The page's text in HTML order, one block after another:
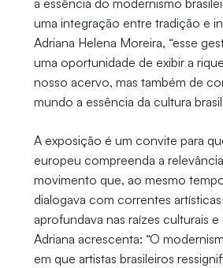
a essência do modernismo
uma integração entre tradição e
Adriana Helena Moreira, “esse
uma oportunidade de exibir a
nosso acervo, mas também de
mundo a essência da cultura
A exposição é um convite para
europeu compreenda a
movimento que, ao mesmo
dialogava com correntes
aprofundava nas raízes culturais e
Adriana acrescenta: “O
em que artistas brasileiros